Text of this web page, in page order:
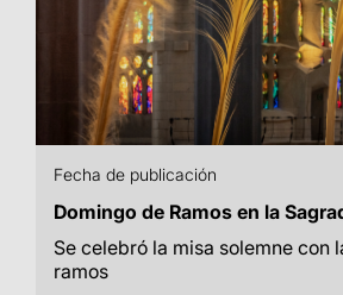
Fecha de publicación
Domingo de Ramos en la
Se celebró la misa solemne con
ramos